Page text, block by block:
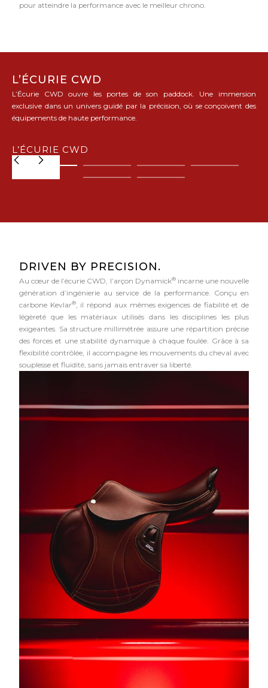
pour atteindre la performance avec le meilleur chrono.
L’ÉCURIE CWD
L’Écurie CWD ouvre les portes de son paddock. Une immersion
exclusive dans un univers guidé par la précision, où se conçoivent des
équipements de haute performance.
L’ÉCURIE CWD
DRIVEN BY PRECISION.
Au cœur de l’écurie CWD, l’arçon Dynamick®incarne une nouvelle
génération d’ingénierie au service de la performance. Conçu en
carbone Kevlar®, il répond aux mêmes exigences de fiabilité et de
légèreté que les matériaux utilisés dans les disciplines les plus
exigeantes. Sa structure millimétrée assure une répartition précise
des forces et une stabilité dynamique à chaque foulée. Grâce à sa
flexibilité contrôlée, il accompagne les mouvements du cheval avec
souplesse et fluidité, sans jamais entraver sa liberté.